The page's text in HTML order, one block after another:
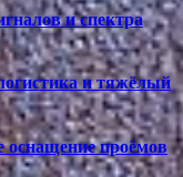
и спектра
и тяжёлый
оснащение проёмов